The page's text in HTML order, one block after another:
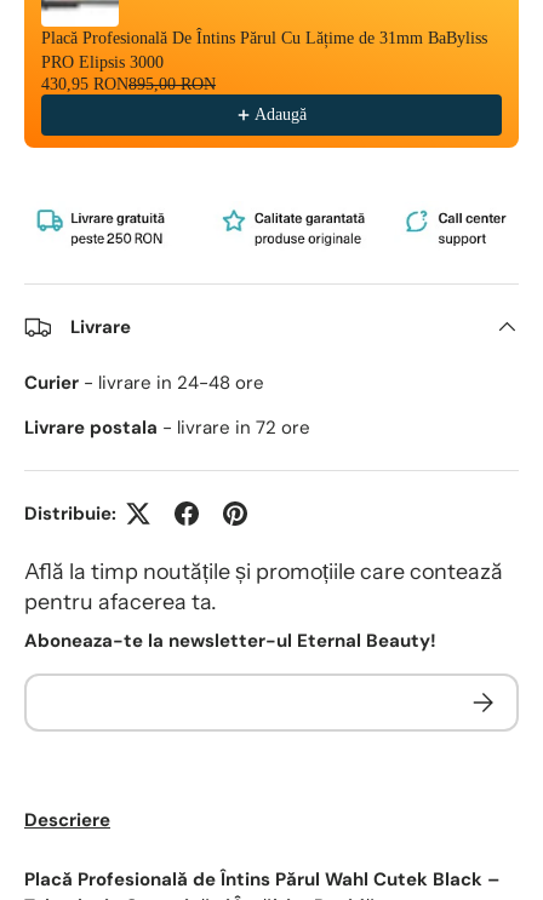
Placă Profesională De Întins Părul Cu Lățime de 31mm BaByliss
PRO Elipsis 3000
430,95 RON895,00 RON
Adaugă
Livrare
Curier - livrare in 24-48 ore
Livrare postala - livrare in 72 ore
Distribuie:
Află la timp noutățile și promoțiile care contează
pentru afacerea ta.
Aboneaza-te la newsletter-ul Eternal Beauty!
Descriere
Placă Profesională de Întins Părul Wahl Cutek Black –